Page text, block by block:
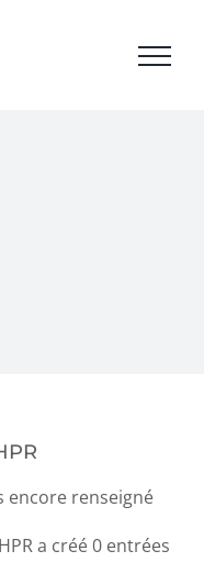
encore renseigné
a créé 0 entrées